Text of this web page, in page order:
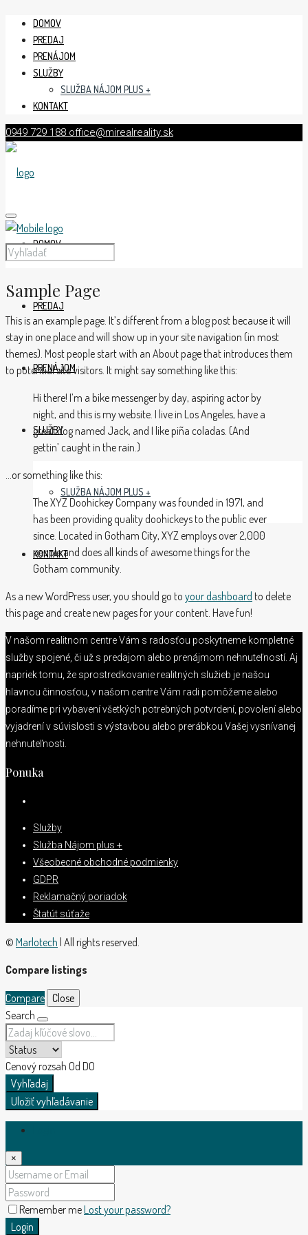
DOMOV
PREDAJ
PRENÁJOM
SLUŽBY
SLUŽBA NÁJOM PLUS +
KONTAKT
0949 729 188 office@mirealreality.sk
DOMOV
PREDAJ
PRENÁJOM
SLUŽBY
SLUŽBA NÁJOM PLUS +
KONTAKT
Sample Page
This is an example page. It’s different from a blog post because it will
stay in one place and will show up in your site navigation (in most
themes). Most people start with an About page that introduces them
to potential site visitors. It might say something like this:
Hi there! I’m a bike messenger by day, aspiring actor by
night, and this is my website. I live in Los Angeles, have a
great dog named Jack, and I like piña coladas. (And
gettin’ caught in the rain.)
…or something like this:
The XYZ Doohickey Company was founded in 1971, and
has been providing quality doohickeys to the public ever
since. Located in Gotham City, XYZ employs over 2,000
people and does all kinds of awesome things for the
Gotham community.
As a new WordPress user, you should go to your dashboard to delete
this page and create new pages for your content. Have fun!
V našom realitnom centre Vám s radosťou poskytneme kompletné
služby spojené, či už s predajom alebo prenájmom nehnuteľností. Aj
napriek tomu, že sprostredkovanie realitných služieb je našou
hlavnou činnosťou, v našom centre Vám radi pomôžeme alebo
poradíme pri vybavení všetkých potrebných potvrdení, povolení alebo
vyjadrení v súvislosti s výstavbou alebo prerábkou Vašej vysnívanej
nehnuteľnosti.
Ponuka
Služby
Služba Nájom plus +
Všeobecné obchodné podmienky
GDPR
Reklamačný poriadok
Štatút súťaže
© Marlotech | All rights reserved.
Compare listings
Compare Close
Search
Cenový rozsah Od DO
Vyhľadaj
Uložiť vyhľadávanie
×
Remember meLost your password?
Login